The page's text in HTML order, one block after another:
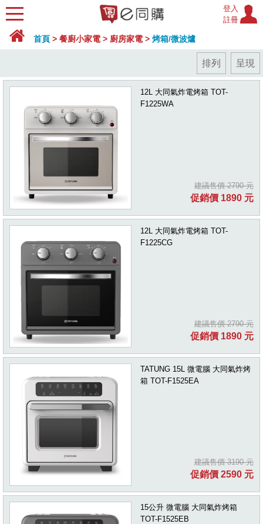
登入
註冊
首頁 > 餐廚小家電 > 廚房家電 > 烤箱/微波爐
排列 呈現
12L 大同氣炸電烤箱 TOT-
F1225WA
建議售價 2790 元
促銷價 1890 元
12L 大同氣炸電烤箱 TOT-
F1225CG
建議售價 2790 元
促銷價 1890 元
TATUNG 15L 微電腦 大同氣炸烤
箱 TOT-F1525EA
建議售價 3190 元
促銷價 2590 元
15公升 微電腦 大同氣炸烤箱
TOT-F1525EB